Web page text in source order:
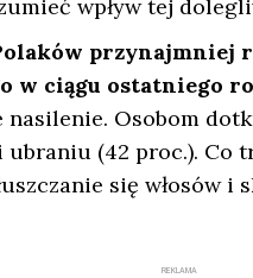
wpływ tej
przynajmniej
w ciągu ostatniego
Osobom
ubraniu (42 proc.).
się włosów i
REKLAMA